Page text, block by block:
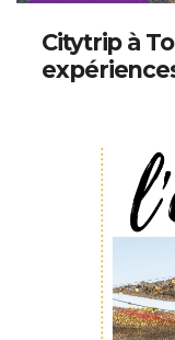
Citytrip à